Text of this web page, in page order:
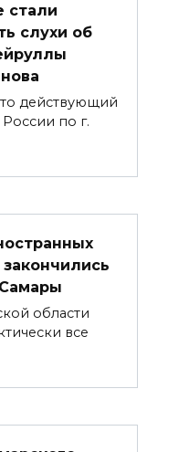
стали
слухи об
действующий
по г.
области
все